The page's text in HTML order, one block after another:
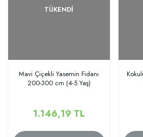
TÜKENDI
Mavi Çiçekli Yasemin Fidanı
200-300 cm (4-5 Yaş)
1.146,19 TL